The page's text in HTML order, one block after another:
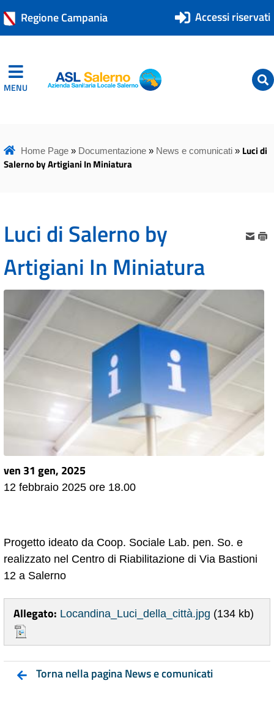
Regione Campania Accessi riservati
MENU ASL Salerno
ASL Salerno
Home Page» Documentazione» News e comunicati» Luci di
Salerno by Artigiani In Miniatura
Luci di Salerno by
Artigiani In Miniatura
ven 31 gen, 2025
12 febbraio 2025 ore 18.00
Progetto ideato da Coop. Sociale Lab. pen. So. e
realizzato nel Centro di Riabilitazione di Via Bastioni
12 a Salerno
Allegato: Locandina_Luci_della_città.jpg (134 kb)
Torna nella pagina News e comunicati